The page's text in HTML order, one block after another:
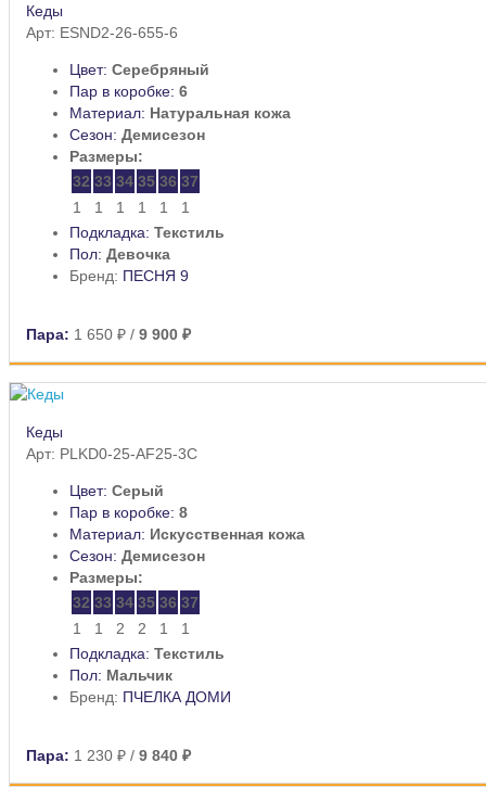
Кеды
Арт: ESND2-26-655-6
Цвет: Серебряный
Пар в коробке: 6
Материал: Натуральная кожа
Сезон: Демисезон
Размеры:
32 33 34 35 36 37
1
1 1 1 1
1
Подкладка: Текстиль
Пол: Девочка
Бренд: ПЕСНЯ 9
Пара: 1 650 ₽ / 9 900 ₽
Кеды
Арт: PLKD0-25-AF25-3C
Цвет: Серый
Пар в коробке: 8
Материал: Искусственная кожа
Сезон: Демисезон
Размеры:
32 33 34 35 36 37
1
1 2 2 1
1
Подкладка: Текстиль
Пол: Мальчик
Бренд: ПЧЕЛКА ДОМИ
Пара: 1 230 ₽ / 9 840 ₽